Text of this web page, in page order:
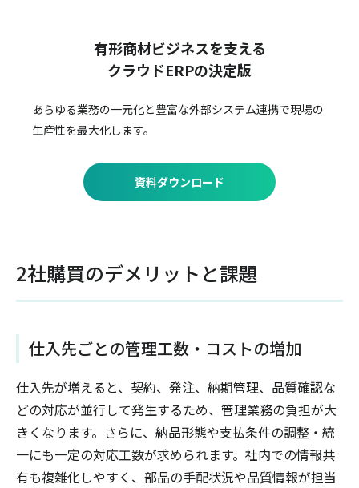
有形商材ビジネスを支える
クラウドERPの決定版
あらゆる業務の一元化と豊富な外部システム連携で現場の
生産性を最大化します。
資料ダウンロード
2社購買のデメリットと課題
仕入先ごとの管理工数・コストの増加
仕入先が増えると、契約、発注、納期管理、品質確認な
どの対応が並行して発生するため、管理業務の負担が大
きくなります。さらに、納品形態や支払条件の調整・統
一にも一定の対応工数が求められます。社内での情報共
有も複雑化しやすく、部品の手配状況や品質情報が担当